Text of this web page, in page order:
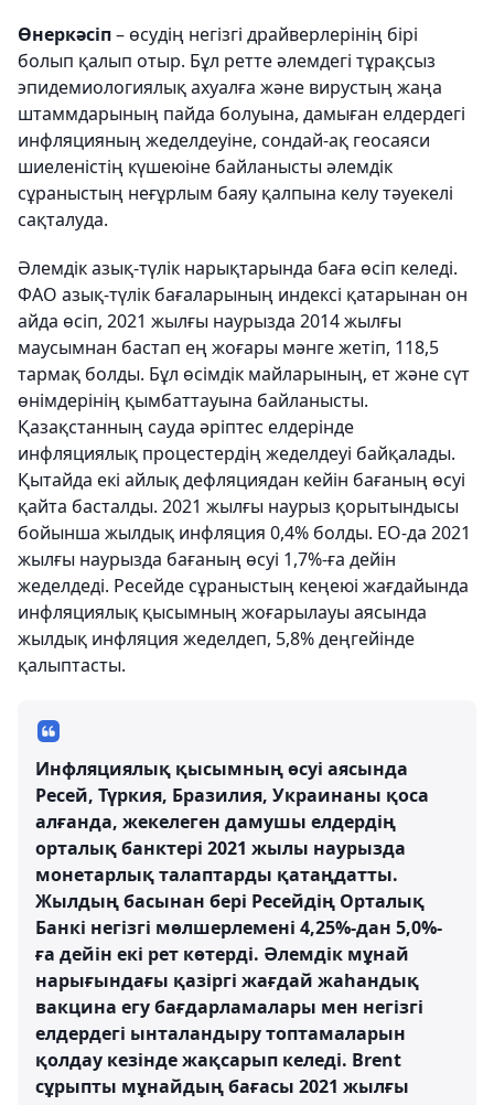
Өнеркәсіп– өсудің негізгі драйверлерінің бірі
болып қалып отыр. Бұл ретте әлемдегі тұрақсыз
эпидемиологиялық ахуалға және вирустың жаңа
штаммдарының пайда болуына, дамыған елдердегі
инфляцияның жеделдеуіне, сондай-ақ геосаяси
шиеленістің күшеюіне байланысты әлемдік
сұраныстың неғұрлым баяу қалпына келу тәуекелі
сақталуда.
Әлемдік азық-түлік нарықтарында баға өсіп келеді.
ФАО азық-түлік бағаларының индексі қатарынан он
айда өсіп, 2021 жылғы наурызда 2014 жылғы
маусымнан бастап ең жоғары мәнге жетіп, 118,5
тармақ болды. Бұл өсімдік майларының, ет және сүт
өнімдерінің қымбаттауына байланысты.
Қазақстанның сауда әріптес елдерінде
инфляциялық процестердің жеделдеуі байқалады.
Қытайда екі айлық дефляциядан кейін бағаның өсуі
қайта басталды. 2021 жылғы наурыз қорытындысы
бойынша жылдық инфляция 0,4% болды. ЕО-да 2021
жылғы наурызда бағаның өсуі 1,7%-ға дейін
жеделдеді. Ресейде сұраныстың кеңеюі жағдайында
инфляциялық қысымның жоғарылауы аясында
жылдық инфляция жеделдеп, 5,8% деңгейінде
қалыптасты.
Инфляциялық қысымның өсуі аясында
Ресей, Түркия, Бразилия, Украинаны қоса
алғанда, жекелеген дамушы елдердің
орталық банктері 2021 жылы наурызда
монетарлық талаптарды қатаңдатты.
Жылдың басынан бері Ресейдің Орталық
Банкі негізгі мөлшерлемені 4,25%-дан 5,0%-
ға дейін екі рет көтерді. Әлемдік мұнай
нарығындағы қазіргі жағдай жаһандық
вакцина егу бағдарламалары мен негізгі
елдердегі ынталандыру топтамаларын
қолдау кезінде жақсарып келеді. Brent
сұрыпты мұнайдың бағасы 2021 жылғы